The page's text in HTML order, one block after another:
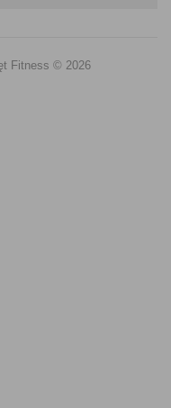
Fitness © 2026